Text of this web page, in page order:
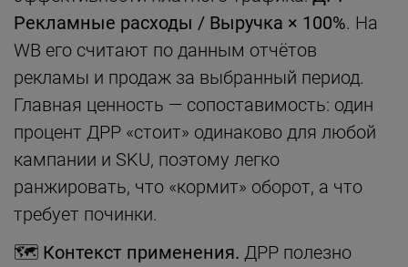
Рекламные расходы / Выручка × 100%. На
WB его считают по данным отчётов
рекламы и продаж за выбранный период.
Главная ценность — сопоставимость: один
процент ДРР «стоит» одинаково для любой
кампании и SKU, поэтому легко
ранжировать, что «кормит» оборот, а что
требует починки.
🗺️ Контекст применения. ДРР полезно